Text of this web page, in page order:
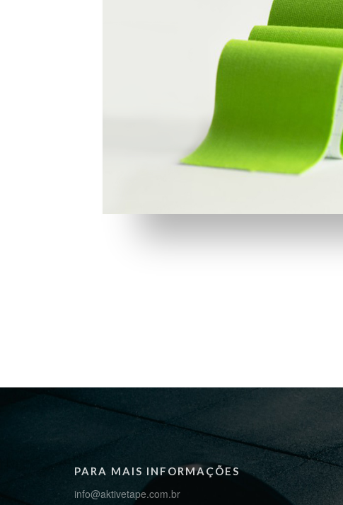
PARA MAIS INFORMAÇÕES
info@aktivetape.com.br